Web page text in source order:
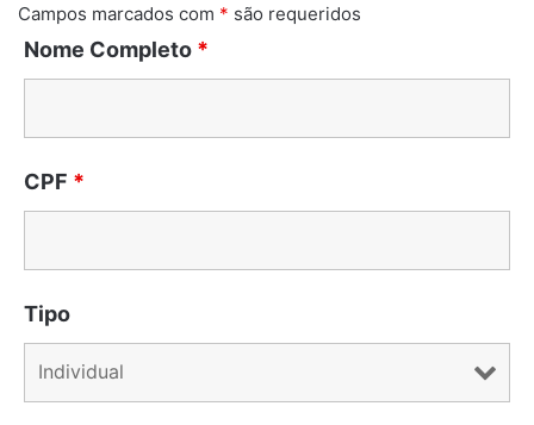
Campos marcados com * são requeridos
Nome Completo *
CPF *
Tipo